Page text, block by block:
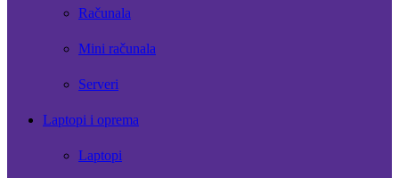
Računala
Mini računala
Serveri
Laptopi i oprema
Laptopi